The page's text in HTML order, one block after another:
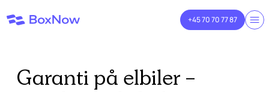
+45 70 70 77 87
Garanti på elbiler -